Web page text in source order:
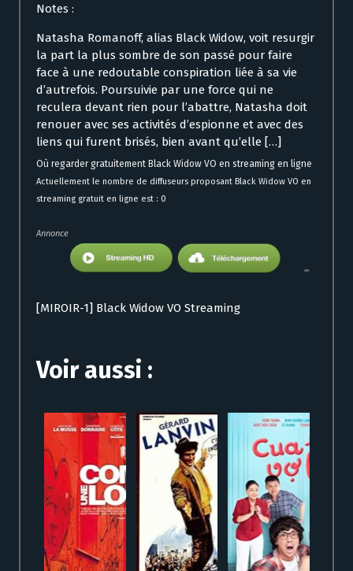
Notes :
Natasha Romanoff, alias Black Widow, voit resurgir
la part la plus sombre de son passé pour faire
face à une redoutable conspiration liée à sa vie
d’autrefois. Poursuivie par une force qui ne
reculera devant rien pour l’abattre, Natasha doit
renouer avec ses activités d’espionne et avec des
liens qui furent brisés, bien avant qu’elle […]
Où regarder gratuitement Black Widow VO en streaming en ligne
Actuellement le nombre de diffuseurs proposant Black Widow VO en
streaming gratuit en ligne est : 0
Annonce
[MIROIR-1] Black Widow VO Streaming
Voir aussi :